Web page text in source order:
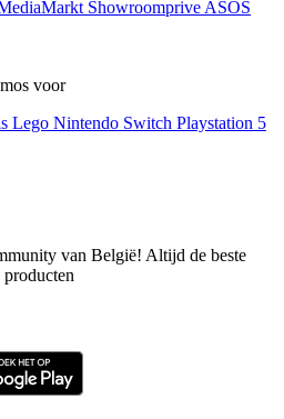
Showroomprive ASOS
voor
Lego Nintendo Switch Playstation 5
van België! Altijd de beste
producten